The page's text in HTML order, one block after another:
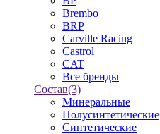
Brembo
BRP
Carville Racing
Castrol
CAT
Все бренды
Состав(3)
Минеральные
Полусинтетические
Синтетические